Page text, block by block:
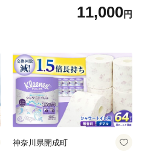
ンカ 再生紙 100％ 芯あり 日
用品 消耗品 無香料 生活用品
11,000円
神奈川県開成町